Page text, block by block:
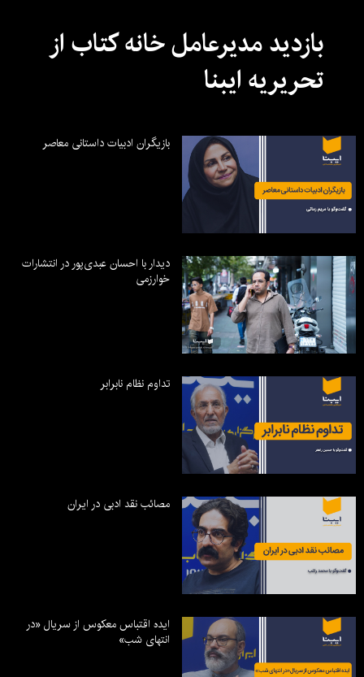
بازدید مدیرعامل خانه کتاب از
تحریریه ایبنا
بازیگران ادبیات داستانی معاصر
دیدار با احسان عبدی‌پور در انتشارات
خوارزمی
تداوم نظام نابرابر
مصائب نقد ادبی در ایران
ایده اقتباس معکوس از سریال «در
انتهای شب»